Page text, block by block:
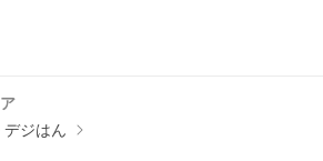
デジはん